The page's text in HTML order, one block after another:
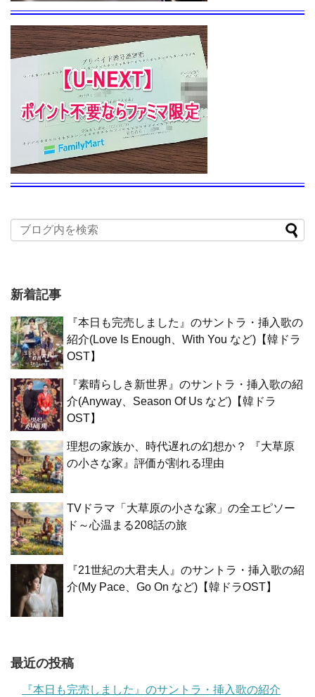
新着記事
『本日も完売しました』のサントラ・挿入歌の
紹介(Love Is Enough、With You など)【韓ドラ
OST】
『素晴らしき新世界』のサントラ・挿入歌の紹
介(Anyway、Season Of Us など)【韓ドラ
OST】
理想の家族か、時代遅れの幻想か？ 『大草原
の小さな家』評価が割れる理由
TVドラマ「大草原の小さな家」の全エピソー
ド～心温まる208話の旅
『21世紀の大君夫人』のサントラ・挿入歌の紹
介(My Pace、Go On など)【韓ドラOST】
最近の投稿
『本日も完売しました』のサントラ・挿入歌の紹介